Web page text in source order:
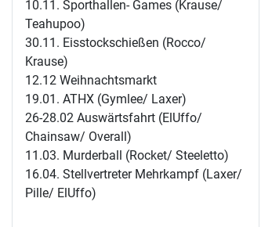
10.11. Sporthallen- Games (Krause/
Teahupoo)
30.11. Eisstockschießen (Rocco/
Krause)
12.12 Weihnachtsmarkt
19.01. ATHX (Gymlee/ Laxer)
26-28.02 Auswärtsfahrt (ElUffo/
Chainsaw/ Overall)
11.03. Murderball (Rocket/ Steeletto)
16.04. Stellvertreter Mehrkampf (Laxer/
Pille/ ElUffo)